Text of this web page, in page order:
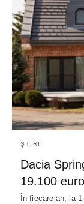
ȘTIRI
Dacia
19.100 euro
În fiecare an, la